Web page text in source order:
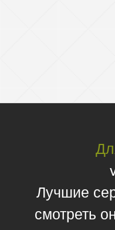
Лучшие
смотреть